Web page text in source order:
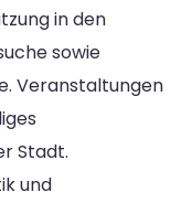
in den
sowie
Veranstaltungen
Stadt.
und